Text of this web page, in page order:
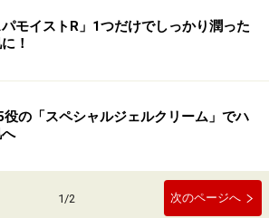
パモイストR」1つだけでしっかり潤った
！
役の「スペシャルジェルクリーム」でハ
へ
1/2 次のページへ